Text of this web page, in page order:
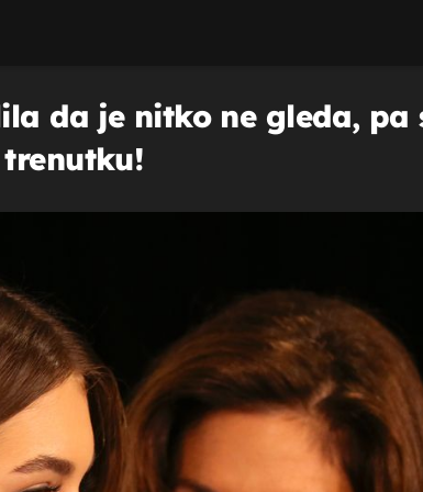
da je nitko ne gleda, pa